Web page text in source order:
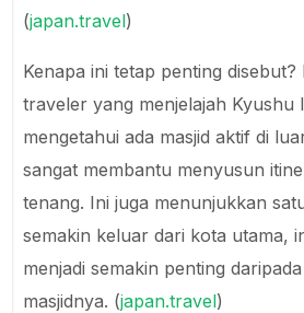
(japan.travel)
Kenapa ini tetap penting disebut?
traveler yang menjelajah Kyushu
mengetahui ada masjid aktif di
sangat membantu menyusun
tenang. Ini juga menunjukkan
semakin keluar dari kota utama,
menjadi semakin penting
masjidnya. (japan.travel)